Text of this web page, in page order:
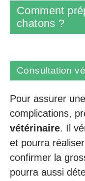
Comment
chatons ?
Consultation
Pour assurer
complications,
vétérinaire. Il
et pourra
confirmer la
pourra aussi